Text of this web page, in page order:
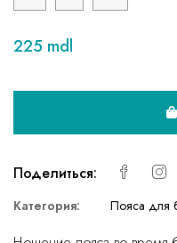
225 mdl
Поделиться:
Категория: Пояса для